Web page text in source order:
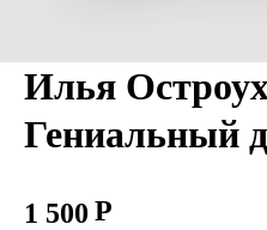
Илья
Гениальный
1 500